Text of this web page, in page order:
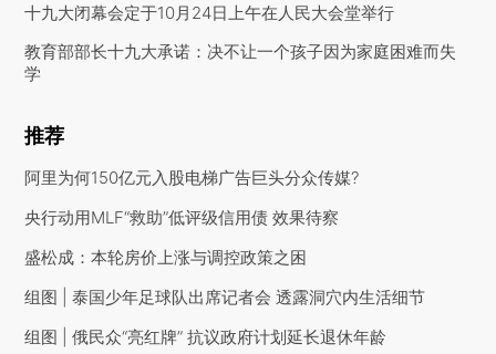
十九大闭幕会定于10月24日上午在人民大会堂举行
教育部部长十九大承诺：决不让一个孩子因为家庭困难而失
学
推荐
阿里为何150亿元入股电梯广告巨头分众传媒?
央行动用MLF“救助”低评级信用债 效果待察
盛松成：本轮房价上涨与调控政策之困
组图 | 泰国少年足球队出席记者会 透露洞穴内生活细节
组图 | 俄民众“亮红牌” 抗议政府计划延长退休年龄